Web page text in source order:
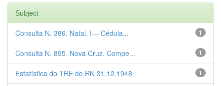
Subject
1
Consulta N. 386. Natal. I— Cédula...
1
Consulta N. 895. Nova Cruz. Compe...
1
Estatística do TRE do RN 31.12.1948